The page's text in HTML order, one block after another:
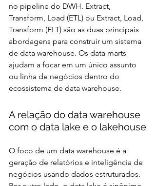
no pipeline do DWH. Extract,
Transform, Load (ETL) ou Extract, Load,
Transform (ELT) são as duas principais
abordagens para construir um sistema
de data warehouse. Os data marts
ajudam a focar em um único assunto
ou linha de negócios dentro do
ecossistema de data warehouse.
A relação do data warehouse
com o data lake e o lakehouse
O foco de um data warehouse é a
geração de relatórios e inteligência de
negócios usando dados estruturados.